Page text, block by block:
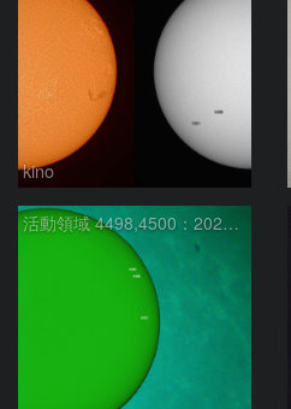
kino
活動領域 4498,4500：2026/08/08